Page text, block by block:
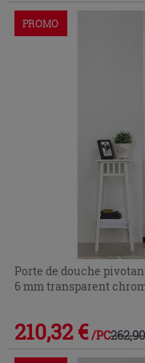
PROMO
Porte de douche
6 mm transparent
210,32 € /PC